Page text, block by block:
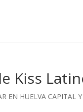
Kiss
EN HUELVA CAPITAL